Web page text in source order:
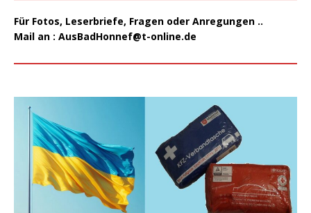
Für Fotos, Leserbriefe, Fragen oder Anregungen ..
Mail an : AusBadHonnef@t-online.de